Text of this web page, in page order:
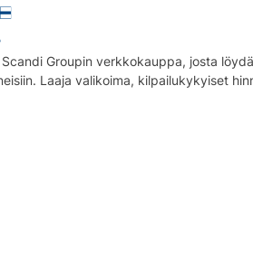
Groupin verkkokauppa, josta
Laaja valikoima, kilpailukykyiset
Linkedin